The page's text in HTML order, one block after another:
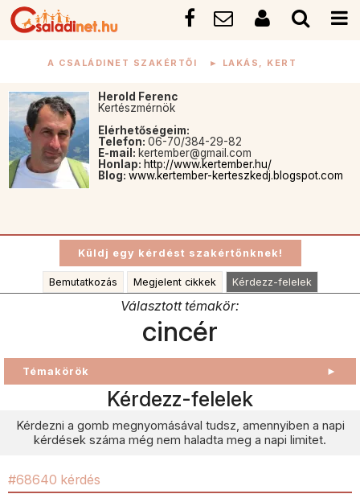
A CSALÁDINET SZAKÉRTŐI ► LAKÁS, KERT
Herold Ferenc
Kertészmérnök
Elérhetőségeim:
Telefon: 06-70/384-29-82
E-mail: kertember@gmail.com
Honlap: http://www.kertember.hu/
Blog: www.kertember-kerteszkedj.blogspot.com
Bemutatkozás Megjelent cikkek Kérdezz-felelek
Választott témakör:
cincér
Témakörök ►
Kérdezz-felelek
Kérdezni a gomb megnyomásával tudsz, amennyiben a napi
kérdések száma még nem haladta meg a napi limitet.
#68640 kérdés